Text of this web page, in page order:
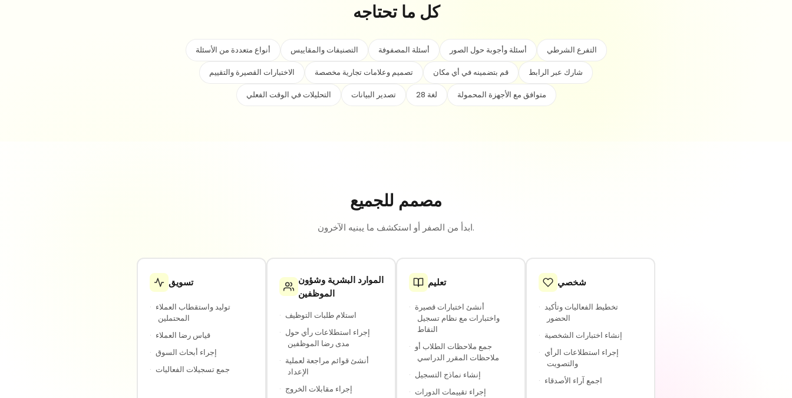
كل ما تحتاجه
أنواع متعددة من الأسئلة التصنيفات والمقاييس أسئلة المصفوفة أسئلة وأجوبة حول الصور
التفرع الشرطي
الاختبارات القصيرة والتقييم
تصميم وعلامات تجارية مخصصة قم بتضمينه في أي مكان
شارك عبر الرابط
التحليلات في الوقت الفعلي
تصدير البيانات 28 لغة متوافق مع الأجهزة المحمولة
مصمم للجميع
ابدأ من الصفر أو استكشف ما يبنيه الآخرون.
تسويق
·
المحتملين
· قياس رضا العملاء
· إجراء أبحاث السوق
· جمع تسجيلات الفعاليات
الموارد البشرية وشؤون
الموظفين
· استلام طلبات التوظيف
·
مدى رضا الموظفين
·
الإعداد
· إجراء مقابلات الخروج
تعليم
·
واختبارات مع نظام تسجيل
النقاط
·
ملاحظات المقرر الدراسي
· إنشاء نماذج التسجيل
· إجراء تقييمات الدورات
شخصي
·
الحضور
· إنشاء اختبارات الشخصية
·
والتصويت
· اجمع آراء الأصدقاء